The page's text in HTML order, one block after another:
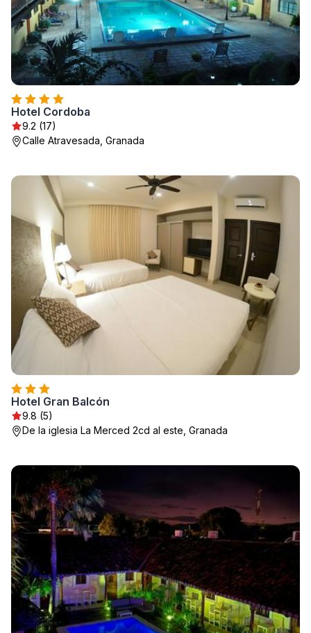
Hotel Cordoba
9.2 (17)
Calle Atravesada, Granada
Hotel Gran Balcón
9.8 (5)
De la iglesia La Merced 2cd al este, Granada